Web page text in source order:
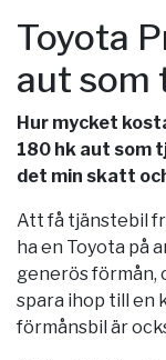
Toyota
aut som
Hur mycket
180 hk aut som
det min skatt
Att få tjänstebil
ha en Toyota på
generös förmån,
spara ihop till en
förmånsbil är